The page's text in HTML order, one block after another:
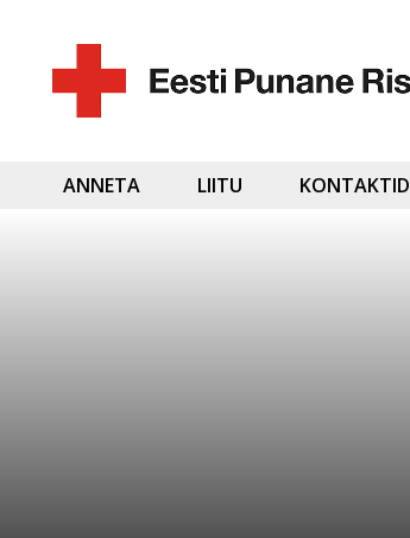
ANNETA LIITU KONTAKTID